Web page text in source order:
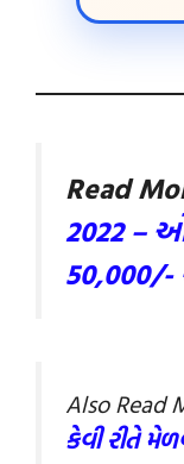
Read
2022 –
50,000/-
Also Read
કેવી રીતે